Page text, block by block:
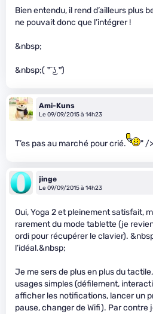
Bien entendu, il rend d’ailleurs plus
ne pouvait donc que l’intégrer !
&nbsp;
&nbsp;( ͡° ͜ʖ ͡°)
Ami-Kuns
Le 09/09/2015 à 14h23
T’es pas au marché pour crié. " />
jinge
Le 09/09/2015 à 14h23
Oui, Yoga 2 et pleinement satisfait,
rarement du mode tablette (je
ordi pour récupérer le clavier).
l’idéal.&nbsp;
Je me sers de plus en plus du
usages simples (défilement,
afficher les notifications, lancer un
pause, changer de Wifi). Par contre